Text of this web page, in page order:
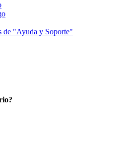
de "Ayuda y Soporte"